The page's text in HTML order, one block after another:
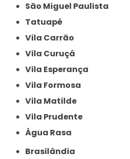
São Miguel Paulista
Tatuapé
Vila Carrão
Vila Curuçá
Vila Esperança
Vila Formosa
Vila Matilde
Vila Prudente
Água Rasa
Brasilândia